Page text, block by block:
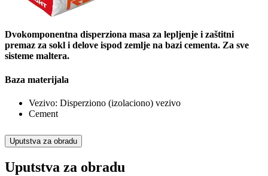
Dvokomponentna disperziona masa za lepljenje i zaštitni
premaz za sokl i delove ispod zemlje na bazi cementa. Za sve
sisteme maltera.
Baza materijala
Vezivo: Disperziono (izolaciono) vezivo
Cement
Uputstva za obradu
Uputstva za obradu